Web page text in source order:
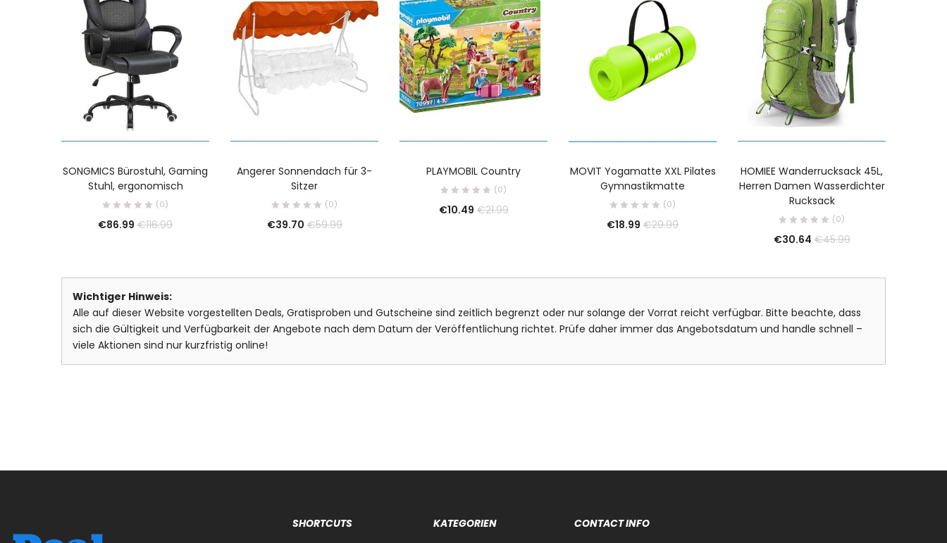
SONGMICS Bürostuhl, Gaming
Stuhl, ergonomisch
(0)
€86.99 €116.99
Angerer Sonnendach für 3-
Sitzer
(0)
€39.70 €59.99
PLAYMOBIL Country
(0)
€10.49 €21.99
MOVIT Yogamatte XXL Pilates
Gymnastikmatte
(0)
€18.99 €29.99
HOMIEE Wanderrucksack 45L,
Herren Damen Wasserdichter
Rucksack
(0)
€30.64 €45.99
Wichtiger Hinweis:
Alle auf dieser Website vorgestellten Deals, Gratisproben und Gutscheine sind zeitlich begrenzt oder nur solange der Vorrat reicht verfügbar. Bitte beachte, dass
sich die Gültigkeit und Verfügbarkeit der Angebote nach dem Datum der Veröffentlichung richtet. Prüfe daher immer das Angebotsdatum und handle schnell –
viele Aktionen sind nur kurzfristig online!
SHORTCUTS KATEGORIEN CONTACT INFO